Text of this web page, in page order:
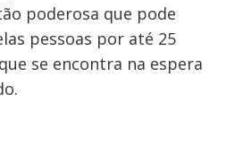
poderosa que pode
pessoas por até 25
se encontra na espera